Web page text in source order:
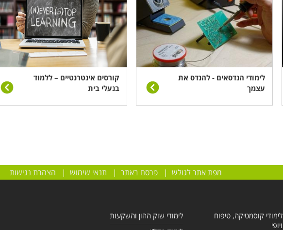
לימודי הנדסאים - להנדס את
עצמך
קורסים אינטרנטיים – ללמוד
בנעלי בית
מפת אתר לגולש |פרסם באתר | תנאי שימוש | הצהרת נגישות
לימודי קוסמטיקה, טיפוח
ויופי
לימודי שוק ההון והשקעות